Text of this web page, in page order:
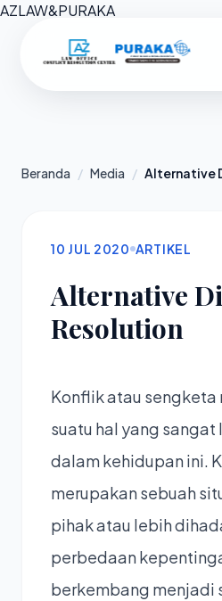
AZLAW&PURAKA
Beranda / Media /
10 JUL 2020 ARTIKEL
Alternative
Resolution
Konflik atau sengketa
suatu hal yang
dalam kehidupan ini.
merupakan sebuah
pihak atau lebih
perbedaan
berkembang menjadi